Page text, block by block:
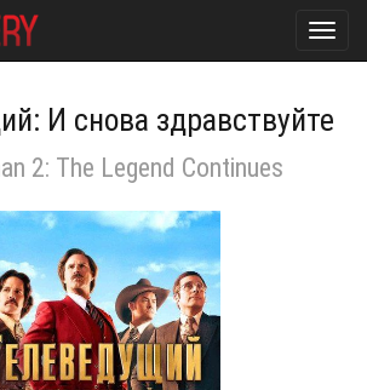
И снова здравствуйте
2: The Legend Continues